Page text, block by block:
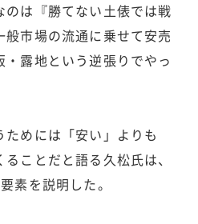
のは『勝てない土俵では戦
市場の流通に乗せて安売
露地という逆張りでやっ
めには「安い」よりも
ことだと語る久松氏は、
素を説明した。